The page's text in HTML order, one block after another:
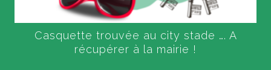
Casquette trouvée au city stade …. A
récupérer à la mairie !